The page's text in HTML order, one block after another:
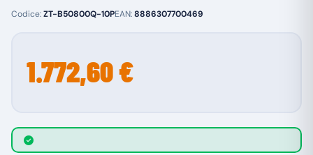
Codice:ZT-B50800Q-10PEAN:8886307700469
1.772,60 €